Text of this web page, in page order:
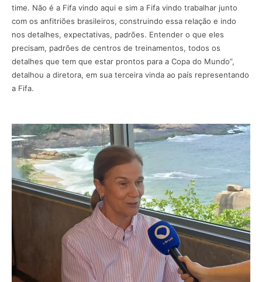
time. Não é a Fifa vindo aqui e sim a Fifa vindo trabalhar junto
com os anfitriões brasileiros, construindo essa relação e indo
nos detalhes, expectativas, padrões. Entender o que eles
precisam, padrões de centros de treinamentos, todos os
detalhes que tem que estar prontos para a Copa do Mundo”,
detalhou a diretora, em sua terceira vinda ao país representando
a Fifa.